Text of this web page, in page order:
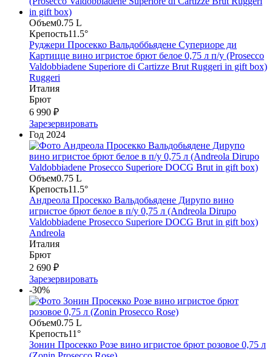
Объем0.75 L
Крепость11.5°
Руджери Просекко Вальдоббьядене Супериоре ди
Картицце вино игристое брют белое 0,75 л п/у (Prosecco
Valdobbiadene Superiore di Cartizze Brut Ruggeri in gift box)
Ruggeri
Италия
Брют
6 990 ₽
Зарезервировать
Год 2024
Объем0.75 L
Крепость11.5°
Андреола Просекко Вальдобьядене Дирупо вино
игристое брют белое в п/у 0,75 л (Andreola Dirupo
Valdobbiadene Prosecco Superiore DOCG Brut in gift box)
Andreola
Италия
Брют
2 690 ₽
Зарезервировать
-30%
Объем0.75 L
Крепость11°
Зонин Просекко Розе вино игристое брют розовое 0,75 л